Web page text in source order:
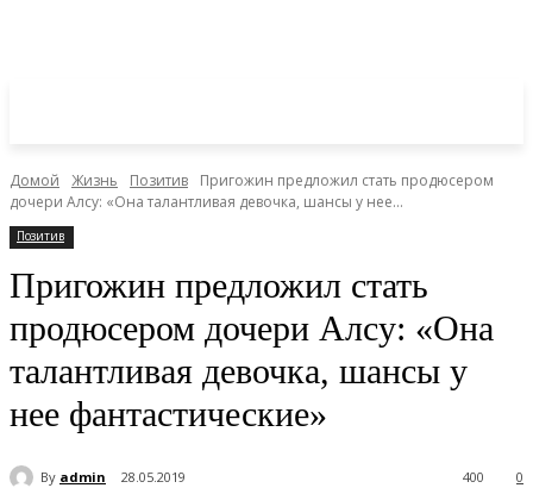
Домой Жизнь Позитив
Пригожин предложил стать продюсером
дочери Алсу: «Она талантливая девочка, шансы у нее...
Позитив
Пригожин предложил стать
продюсером дочери Алсу: «Она
талантливая девочка, шансы у
нее фантастические»
By admin 28.05.2019 0
400